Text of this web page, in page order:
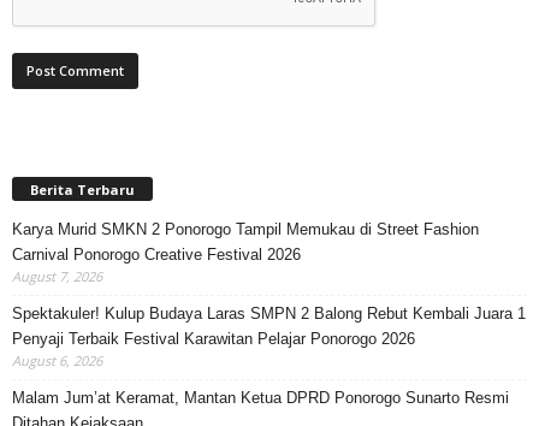
Berita Terbaru
Karya Murid SMKN 2 Ponorogo Tampil Memukau di Street Fashion
Carnival Ponorogo Creative Festival 2026
August 7, 2026
Spektakuler! Kulup Budaya Laras SMPN 2 Balong Rebut Kembali Juara 1
Penyaji Terbaik Festival Karawitan Pelajar Ponorogo 2026
August 6, 2026
Malam Jum’at Keramat, Mantan Ketua DPRD Ponorogo Sunarto Resmi